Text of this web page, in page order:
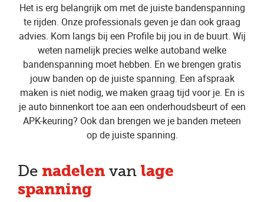
Het is erg belangrijk om met de juiste bandenspanning
te rijden. Onze professionals geven je dan ook graag
advies. Kom langs bij een Profile bij jou in de buurt. Wij
weten namelijk precies welke autoband welke
bandenspanning moet hebben. En we brengen gratis
jouw banden op de juiste spanning. Een afspraak
maken is niet nodig, we maken graag tijd voor je. En is
je auto binnenkort toe aan een onderhoudsbeurt of een
APK-keuring? Ook dan brengen we je banden meteen
op de juiste spanning.
De nadelen vanlage
spanning